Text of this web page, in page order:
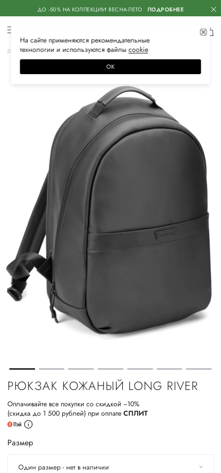
ДО -50% НА КОЛЛЕКЦИИ ВЕСНА-ЛЕТО ПОДРОБНЕЕ
Главная Женское Сумки Рюкзаки
РЮКЗАК КОЖАНЫЙ LONG RIVER
Оплачивайте все покупки со скидкой −10%
(скидка до 1 500 рублей) при оплате СПЛИТ
Размер
Один размер - нет в наличии
На сайте применяются рекомендательные
технологии и используются файлысооkiе
ОК